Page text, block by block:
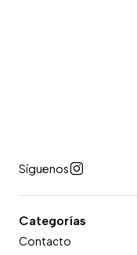
Síguenos
Categorías
Contacto